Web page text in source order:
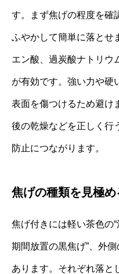
す。まず焦げの程度を確
ふやかして簡単に落とせ
エン酸、過炭酸ナトリウ
が有効です。強い力や硬
表面を傷つけるため避け
後の乾燥などを正しく行
防止につながります。
焦げの種類を見極め
焦げ付きには軽い茶色の
期間放置の黒焦げ”、外
あります。それぞれ落と